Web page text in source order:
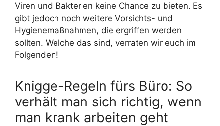
Viren und Bakterien keine Chance zu bieten. Es
gibt jedoch noch weitere Vorsichts- und
Hygienemaßnahmen, die ergriffen werden
sollten. Welche das sind, verraten wir euch im
Folgenden!
Knigge-Regeln fürs Büro: So
verhält man sich richtig, wenn
man krank arbeiten geht